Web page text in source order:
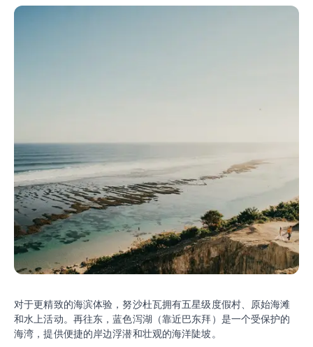
对于更精致的海滨体验，努沙杜瓦拥有五星级度假村、原始海滩
和水上活动。再往东，蓝色泻湖（靠近巴东拜）是一个受保护的
海湾，提供便捷的岸边浮潜和壮观的海洋陡坡。